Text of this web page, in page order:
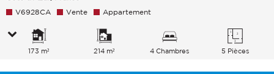
V6928CA Vente Appartement
173 m² 214 m² 4 Chambres 5 Pièces